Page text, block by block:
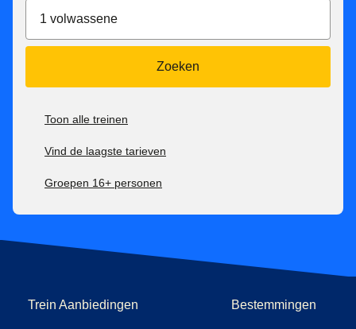
Je kan onzevervoersvoorwaarden raadplegen hier.
beschikbaarheid.
1 volwassene
Zoeken
Toon alle treinen
Vind de laagste tarieven
Groepen 16+ personen
Trein Aanbiedingen Bestemmingen